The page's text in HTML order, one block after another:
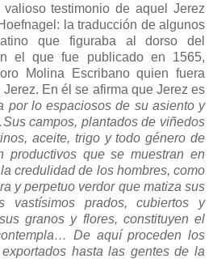
testimonio de aquel Jerez
la traducción de algunos
que figuraba al dorso del
el que fue publicado en 1565,
Molina Escribano quien fuera
En él se afirma que Jerez es
por lo espaciosos de su asiento y
campos, plantados de viñedos
aceite, trigo y todo género de
productivos que se muestran en
credulidad de los hombres, como
y perpetuo verdor que matiza sus
vastísimos prados, cubiertos y
granos y flores, constituyen el
De aquí proceden los
hasta las gentes de la